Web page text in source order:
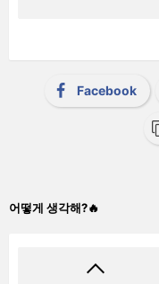
Facebook
어떻게 생각해?🔥